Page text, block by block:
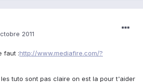
2011
faut :http://www.mediafire.com/?
tuto sont pas claire on est la pour t'aider